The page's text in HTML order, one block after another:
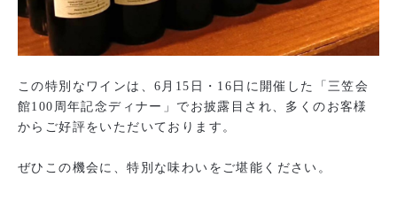
この特別なワインは、6月15日・16日に開催した「三笠会
館100周年記念ディナー」でお披露目され、多くのお客様
からご好評をいただいております。
ぜひこの機会に、特別な味わいをご堪能ください。